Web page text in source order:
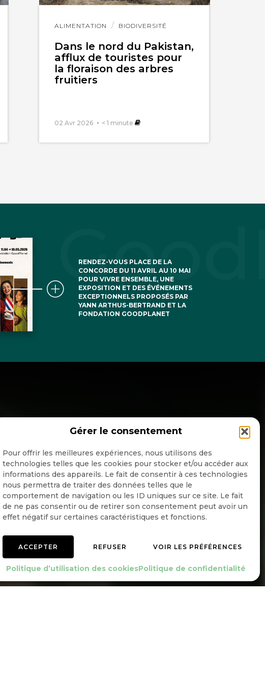
Gérer le consentement
Pour offrir les meilleures expériences, nous utilisons des
technologies telles que les cookies pour stocker et/ou accéder aux
informations des appareils. Le fait de consentir à ces technologies
nous permettra de traiter des données telles que le
comportement de navigation ou les ID uniques sur ce site. Le fait
de ne pas consentir ou de retirer son consentement peut avoir un
effet négatif sur certaines caractéristiques et fonctions.
ACCEPTER REFUSER VOIR LES PRÉFÉRENCES
Politique d’utilisation des cookiesPolitique de confidentialité
ALIMENTATION BIODIVERSITÉ
Dans le nord du Pakistan,
afflux de touristes pour
la floraison des arbres
fruitiers
02 Avr 2026 < 1 minute
Lire
RENDEZ-VOUS PLACE DE LA
CONCORDE DU 11 AVRIL AU 10 MAI
POUR VIVRE ENSEMBLE, UNE
EXPOSITION ET DES ÉVÉNEMENTS
EXCEPTIONNELS PROPOSÉS PAR
YANN ARTHUS-BERTRAND ET LA
FONDATION GOODPLANET
INSCRIPTION NEWSLETTER
Quotidienne
Hebdo
OK